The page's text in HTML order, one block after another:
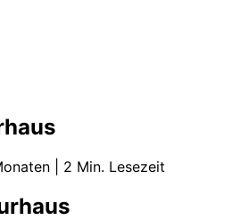
2 Min. Lesezeit